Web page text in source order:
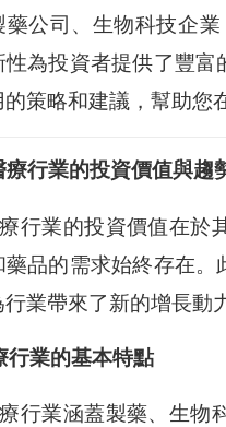
藥公司、生物科技企
性為投資者提供了豐
策略和建議，幫助您
療行業的投資價值與趨
行業的投資價值在於
藥品的需求始終存在
業帶來了新的增長動
行業的基本特點
行業涵蓋製藥、生物